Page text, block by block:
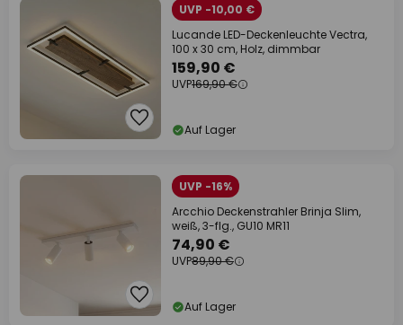
UVP -10,00 €
Lucande LED-Deckenleuchte Vectra,
100 x 30 cm, Holz, dimmbar
159,90 €
UVP169,90 €
Auf Lager
UVP -16%
Arcchio Deckenstrahler Brinja Slim,
weiß, 3-flg., GU10 MR11
74,90 €
UVP89,90 €
Auf Lager